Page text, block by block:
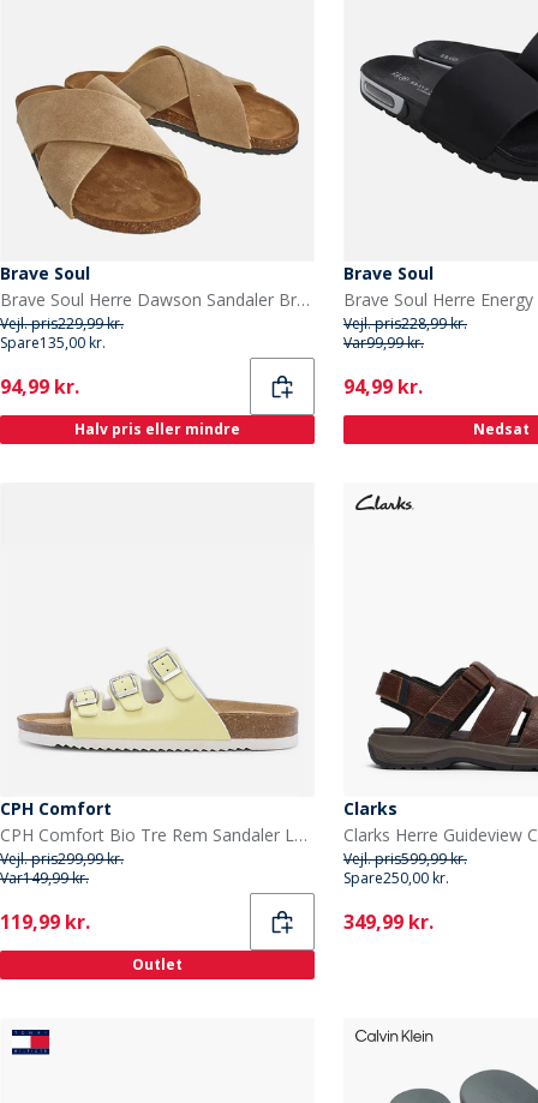
Brave Soul
Brave Soul Herre Dawson Sandaler Brun
Vejl. pris229,99 kr.
Spare135,00 kr.
Current
94,99 kr.
Halv pris eller mindre
Brave Soul
Brave Soul Herre
Vejl. pris228,99 kr.
Var99,99 kr.
Current
94,99 kr.
Nedsat
CPH Comfort
CPH Comfort Bio Tre Rem Sandaler Lemon
Vejl. pris299,99 kr.
Var149,99 kr.
Current
119,99 kr.
Outlet
Clarks
Vejl. pris599,99 kr.
Spare250,00 kr.
Current
349,99 kr.